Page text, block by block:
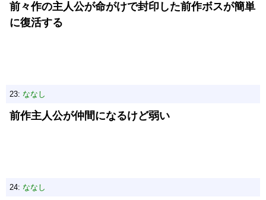
前々作の主人公が命がけで封印した前作ボスが簡単
に復活する
23: ななし
前作主人公が仲間になるけど弱い
24: ななし